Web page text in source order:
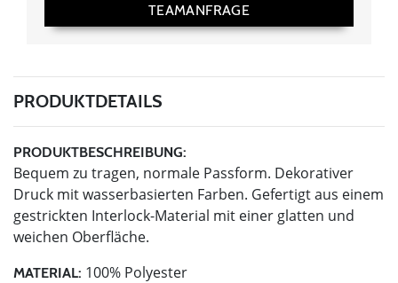
TEAMANFRAGE
PRODUKTDETAILS
PRODUKTBESCHREIBUNG:
Bequem zu tragen, normale Passform. Dekorativer
Druck mit wasserbasierten Farben. Gefertigt aus einem
gestrickten Interlock-Material mit einer glatten und
weichen Oberfläche.
MATERIAL: 100% Polyester